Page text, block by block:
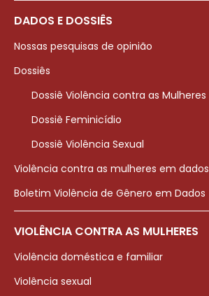
DADOS E DOSSIÊS
Nossas pesquisas de opinião
Dossiês
Dossiê Violência contra as Mulheres
Dossiê Feminicídio
Dossiê Violência Sexual
Violência contra as mulheres em dados
Boletim Violência de Gênero em Dados
VIOLÊNCIA CONTRA AS MULHERES
Violência doméstica e familiar
Violência sexual